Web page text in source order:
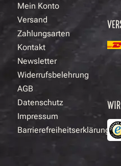
Mein Konto
Versand
Zahlungsarten
Kontakt
Newsletter
Widerrufsbelehrung
AGB
Datenschutz
Impressum
Barrierefreiheitserklärung